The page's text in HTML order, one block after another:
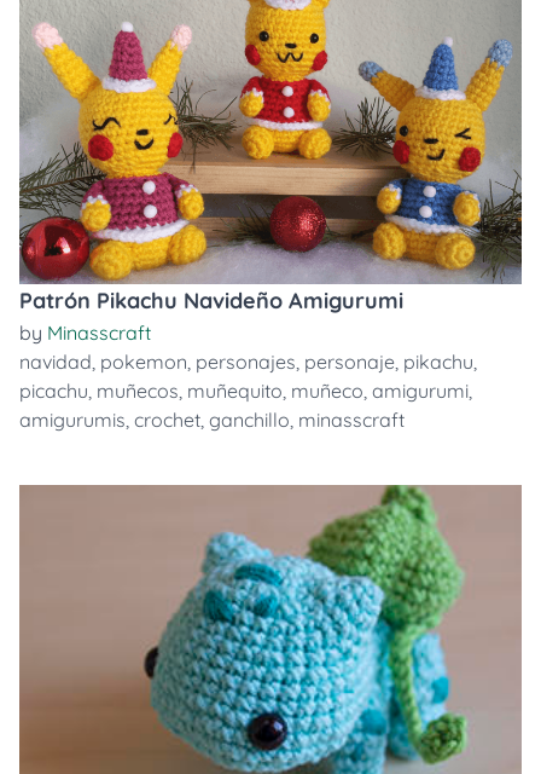
Patrón Pikachu Navideño Amigurumi
by Minasscraft
navidad, pokemon, personajes, personaje, pikachu,
picachu, muñecos, muñequito, muñeco, amigurumi,
amigurumis, crochet, ganchillo, minasscraft